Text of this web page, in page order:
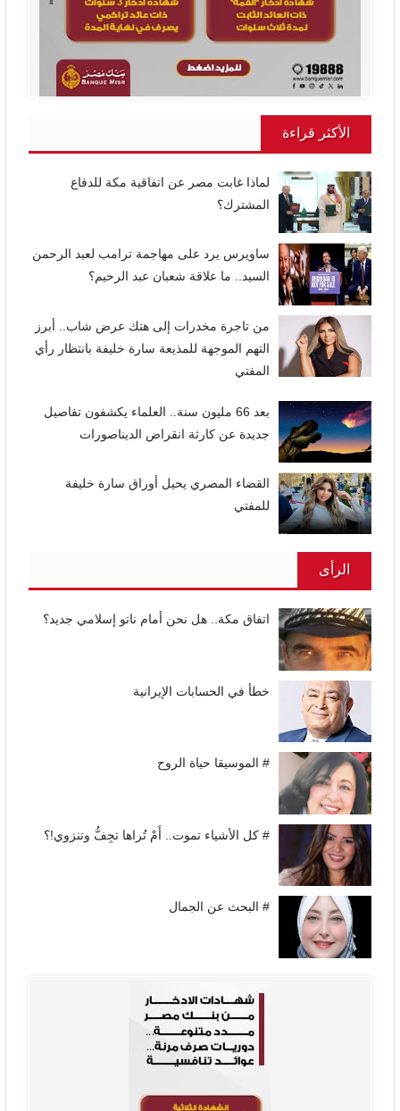
الأكثر قراءة
لماذا غابت مصر عن اتفاقية مكة للدفاع
المشترك؟
ساويرس يرد على مهاجمة ترامب لعبد الرحمن
السيد.. ما علاقة شعبان عبد الرحيم؟
من تاجرة مخدرات إلى هتك عرض شاب.. أبرز
التهم الموجهة للمذيعة سارة خليفة بانتظار رأي
المفتي
بعد 66 مليون سنة.. العلماء يكشفون تفاصيل
جديدة عن كارثة انقراض الديناصورات
القضاء المصري يحيل أوراق سارة خليفة
للمفتي
الرأى
اتفاق مكة.. هل نحن أمام ناتو إسلامي جديد؟
خطأ في الحسابات الإيرانية
# الموسيقا حياة الروح
# كل الأشياء تموت.. أَمْ تُراها تجِفُّ وتنزوي!؟
# البحث عن الجمال